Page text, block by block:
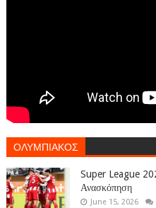
ΟΛΥΜΠΙΑΚΟΣ
Super League
Ανασκόπηση
June 15, 2026